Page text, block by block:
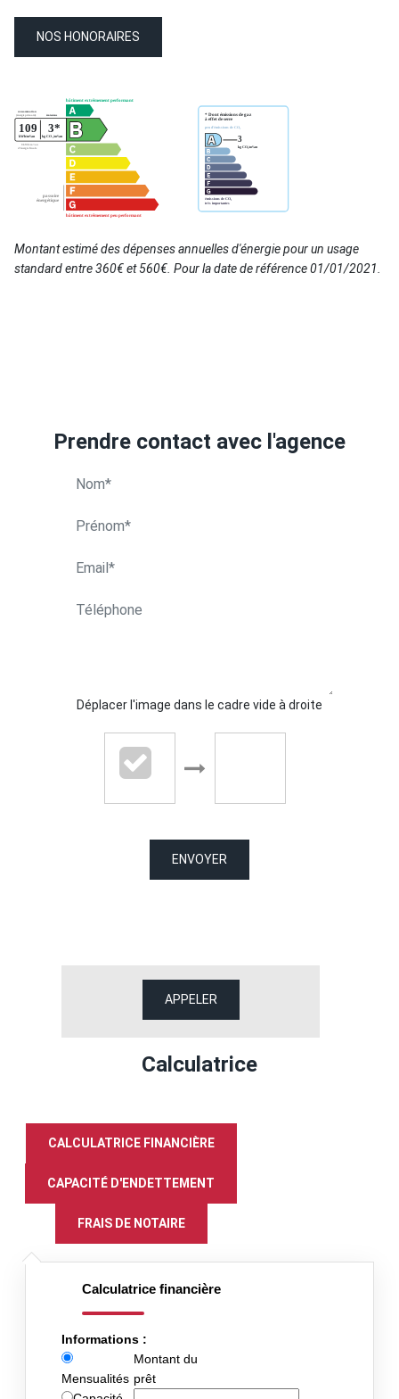
NOS HONORAIRES
Montant estimé des dépenses annuelles d'énergie pour un usage
standard entre 360€ et 560€. Pour la date de référence 01/01/2021.
27B avenue Aristide Briand
APPELER
Prendre contact avec l'agence
Déplacer l'image dans le cadre vide à droite
ENVOYER
Calculatrice
CALCULATRICE FINANCIÈRE
CAPACITÉ D'ENDETTEMENT
FRAIS DE NOTAIRE